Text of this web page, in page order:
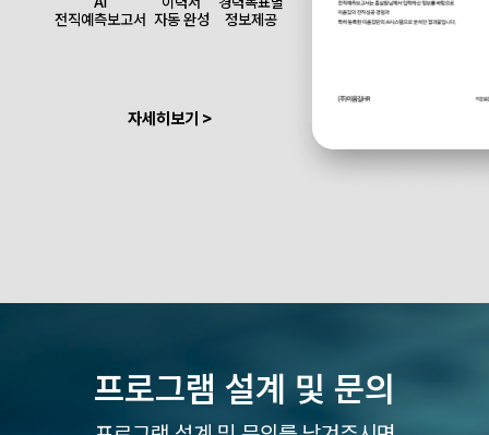
전직예측보고서 자동 완성
정보제공
자세히보기 >
프로그램 설계 및 문의